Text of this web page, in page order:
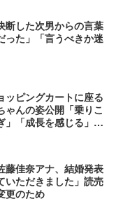
断した次男からの言葉
った」「言うべきか迷
ッピングカートに座る
んの姿公開「乗りこ
」「成長を感じる」の
藤佳奈アナ、結婚発表
いただきました」読売
更のため